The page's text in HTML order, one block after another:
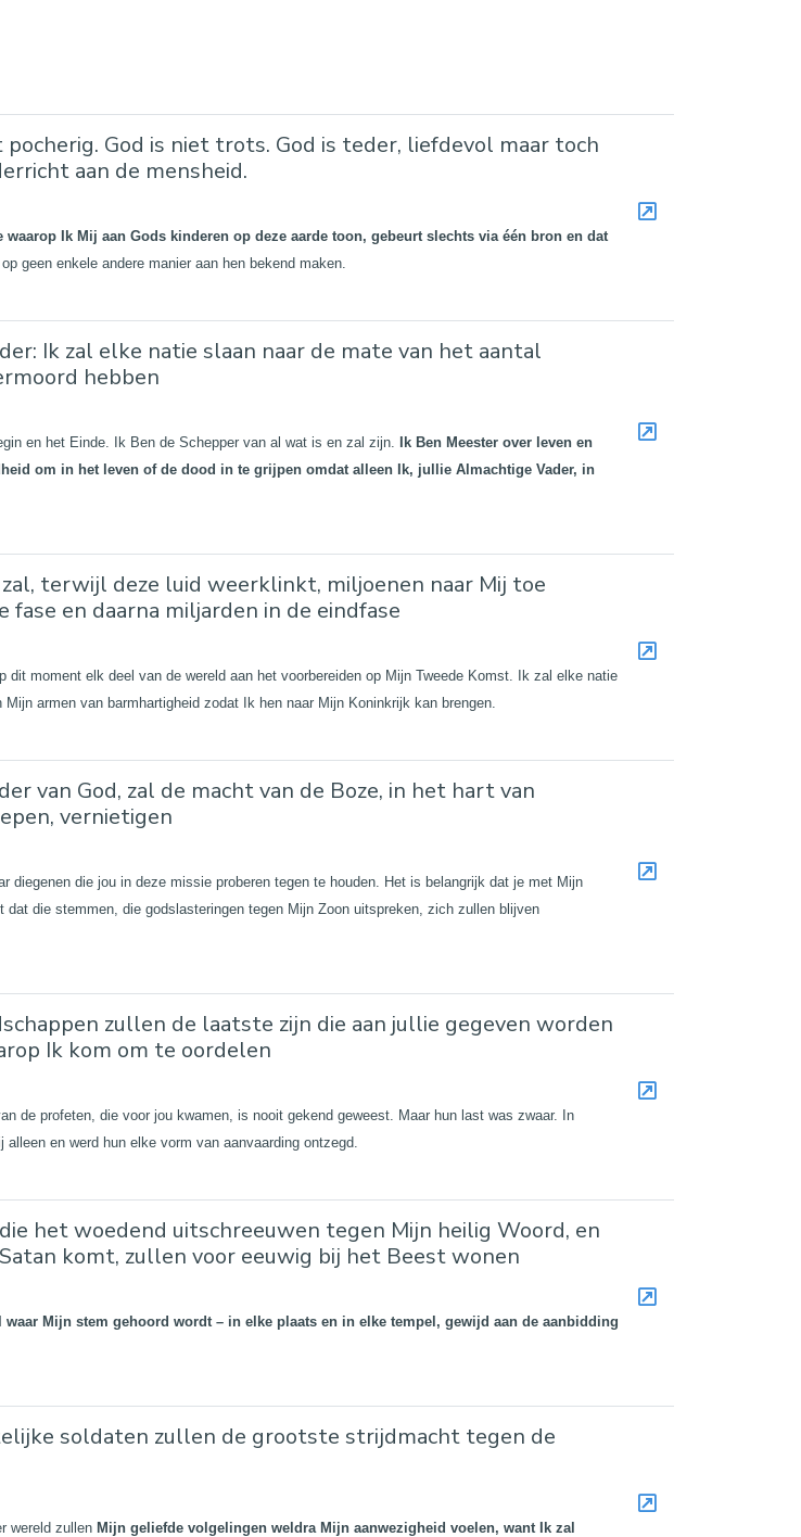
pocherig. God is niet trots. God is teder, liefdevol maar toch
aan de mensheid.
waarop Ik Mij aan Gods kinderen op deze aarde toon, gebeurt slechts via één bron en dat
geen enkele andere manier aan hen bekend maken.
Ik zal elke natie slaan naar de mate van het aantal
hebben
en het Einde. Ik Ben de Schepper van al wat is en zal zijn.
Ik Ben Meester over leven en
om in het leven of de dood in te grijpen omdat alleen Ik, jullie Almachtige Vader, in
terwijl deze luid weerklinkt, miljoenen naar Mij toe
en daarna miljarden in de eindfase
dit moment elk deel van de wereld aan het voorbereiden op Mijn Tweede Komst. Ik zal elke natie
armen van barmhartigheid zodat Ik hen naar Mijn Koninkrijk kan brengen.
van God, zal de macht van de Boze, in het hart van
vernietigen
diegenen die jou in deze missie proberen tegen te houden. Het is belangrijk dat je met Mijn
dat die stemmen, die godslasteringen tegen Mijn Zoon uitspreken, zich zullen blijven
zullen de laatste zijn die aan jullie gegeven worden
Ik kom om te oordelen
de profeten, die voor jou kwamen, is nooit gekend geweest. Maar hun last was zwaar. In
en werd hun elke vorm van aanvaarding ontzegd.
het woedend uitschreeuwen tegen Mijn heilig Woord, en
komt, zullen voor eeuwig bij het Beest wonen
waar Mijn stem gehoord wordt – in elke plaats en in elke tempel, gewijd aan de aanbidding
soldaten zullen de grootste strijdmacht tegen de
wereld zullen Mijn geliefde volgelingen weldra Mijn aanwezigheid voelen, want Ik zal